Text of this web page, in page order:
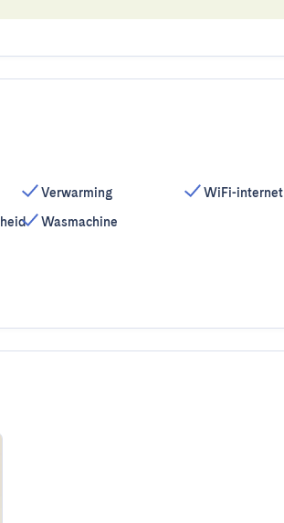
Verwarming
Wasmachine
WiFi-internet